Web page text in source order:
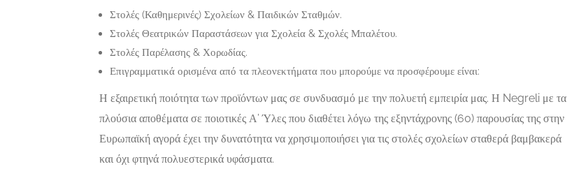
Στολές (Καθημερινές) Σχολείων & Παιδικών Σταθμών.
Στολές Θεατρικών Παραστάσεων για Σχολεία & Σχολές Μπαλέτου.
Στολές Παρέλασης & Χορωδίας.
Επιγραμματικά ορισμένα από τα πλεονεκτήματα που μπορούμε να προσφέρουμε είναι:
Η εξαιρετική ποιότητα των προϊόντων μας σε συνδυασμό με την πολυετή εμπειρία μας. Η Negreli με τα
πλούσια αποθέματα σε ποιοτικές Α’ Ύλες που διαθέτει λόγω της εξηντάχρονης (60) παρουσίας της στην
Ευρωπαϊκή αγορά έχει την δυνατότητα να χρησιμοποιήσει για τις στολές σχολείων σταθερά βαμβακερά
και όχι φτηνά πολυεστερικά υφάσματα.
Πίνδου 12-14, Αθήνα,